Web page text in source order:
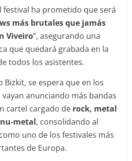
festival ha prometido que será
más brutales que jamás
Viveiro”, asegurando una
que quedará grabada en la
todos los asistentes.
Bizkit, se espera que en los
anunciando más bandas
cartel cargado de rock, metal
metal, consolidando al
uno de los festivales más
de Europa.